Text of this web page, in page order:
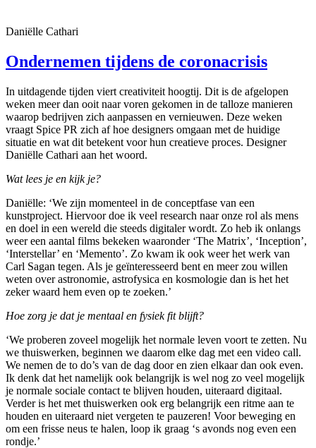
Daniëlle Cathari
Ondernemen tijdens de coronacrisis
In uitdagende tijden viert creativiteit hoogtij. Dit is de afgelopen
weken meer dan ooit naar voren gekomen in de talloze manieren
waarop bedrijven zich aanpassen en vernieuwen. Deze weken
vraagt Spice PR zich af hoe designers omgaan met de huidige
situatie en wat dit betekent voor hun creatieve proces. Designer
Daniëlle Cathari aan het woord.
Wat lees je en kijk je?
Daniëlle: ‘We zijn momenteel in de conceptfase van een
kunstproject. Hiervoor doe ik veel research naar onze rol als mens
en doel in een wereld die steeds digitaler wordt. Zo heb ik onlangs
weer een aantal films bekeken waaronder ‘The Matrix’, ‘Inception’,
‘Interstellar’ en ‘Memento’. Zo kwam ik ook weer het werk van
Carl Sagan tegen. Als je geïnteresseerd bent en meer zou willen
weten over astronomie, astrofysica en kosmologie dan is het het
zeker waard hem even op te zoeken.’
Hoe zorg je dat je mentaal en fysiek fit blijft?
‘We proberen zoveel mogelijk het normale leven voort te zetten. Nu
we thuiswerken, beginnen we daarom elke dag met een video call.
We nemen de to do’s van de dag door en zien elkaar dan ook even.
Ik denk dat het namelijk ook belangrijk is wel nog zo veel mogelijk
je normale sociale contact te blijven houden, uiteraard digitaal.
Verder is het met thuiswerken ook erg belangrijk een ritme aan te
houden en uiteraard niet vergeten te pauzeren! Voor beweging en
om een frisse neus te halen, loop ik graag ‘s avonds nog even een
rondje.’